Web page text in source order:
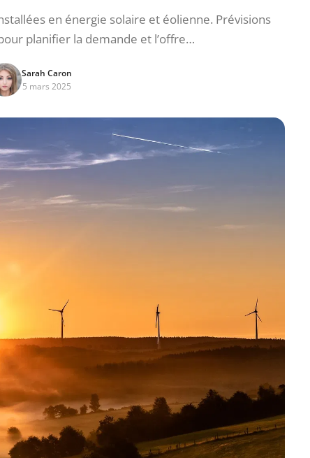
en énergie solaire et éolienne. Prévisions
planifier la demande et l’offre…
Sarah Caron
5 mars 2025